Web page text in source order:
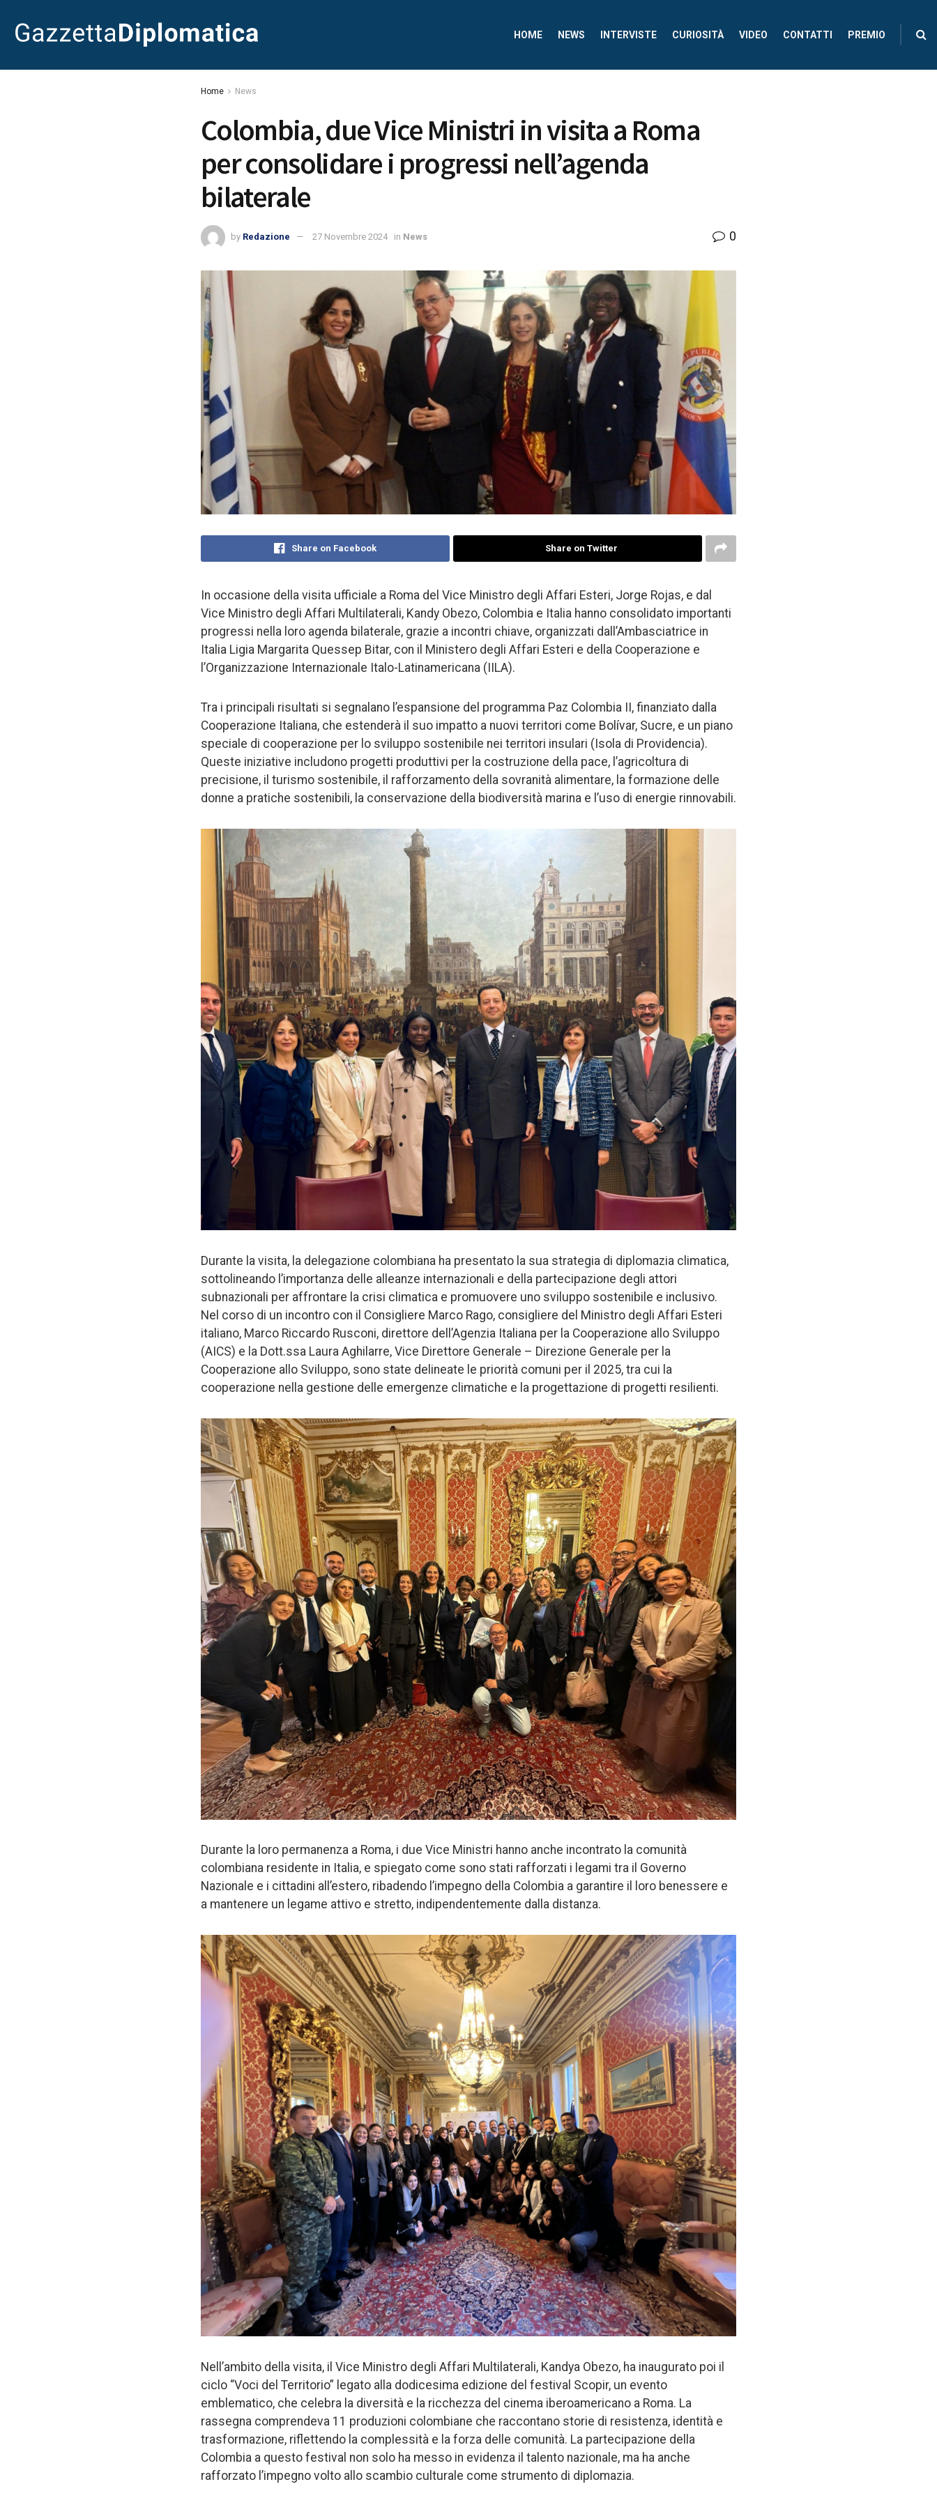
HOME NEWS INTERVISTE CURIOSITÀ VIDEO CONTATTI PREMIO
Home News
Colombia, due Vice Ministri in visita a Roma
per consolidare i progressi nell’agenda
bilaterale
by Redazione 27 Novembre 2024 in News 0
Share on Facebook Share on Twitter
In occasione della visita ufficiale a Roma del Vice Ministro degli Affari Esteri, Jorge Rojas, e dal
Vice Ministro degli Affari Multilaterali, Kandy Obezo, Colombia e Italia hanno consolidato importanti
progressi nella loro agenda bilaterale, grazie a incontri chiave, organizzati dall’Ambasciatrice in
Italia Ligia Margarita Quessep Bitar, con il Ministero degli Affari Esteri e della Cooperazione e
l’Organizzazione Internazionale Italo-Latinamericana (IILA).
Tra i principali risultati si segnalano l’espansione del programma Paz Colombia II, finanziato dalla
Cooperazione Italiana, che estenderà il suo impatto a nuovi territori come Bolívar, Sucre, e un piano
speciale di cooperazione per lo sviluppo sostenibile nei territori insulari (Isola di Providencia).
Queste iniziative includono progetti produttivi per la costruzione della pace, l’agricoltura di
precisione, il turismo sostenibile, il rafforzamento della sovranità alimentare, la formazione delle
donne a pratiche sostenibili, la conservazione della biodiversità marina e l’uso di energie rinnovabili.
Durante la visita, la delegazione colombiana ha presentato la sua strategia di diplomazia climatica,
sottolineando l’importanza delle alleanze internazionali e della partecipazione degli attori
subnazionali per affrontare la crisi climatica e promuovere uno sviluppo sostenibile e inclusivo.
Nel corso di un incontro con il Consigliere Marco Rago, consigliere del Ministro degli Affari Esteri
italiano, Marco Riccardo Rusconi, direttore dell’Agenzia Italiana per la Cooperazione allo Sviluppo
(AICS) e la Dott.ssa Laura Aghilarre, Vice Direttore Generale – Direzione Generale per la
Cooperazione allo Sviluppo, sono state delineate le priorità comuni per il 2025, tra cui la
cooperazione nella gestione delle emergenze climatiche e la progettazione di progetti resilienti.
Durante la loro permanenza a Roma, i due Vice Ministri hanno anche incontrato la comunità
colombiana residente in Italia, e spiegato come sono stati rafforzati i legami tra il Governo
Nazionale e i cittadini all’estero, ribadendo l’impegno della Colombia a garantire il loro benessere e
a mantenere un legame attivo e stretto, indipendentemente dalla distanza.
Nell’ambito della visita, il Vice Ministro degli Affari Multilaterali, Kandya Obezo, ha inaugurato poi il
ciclo “Voci del Territorio” legato alla dodicesima edizione del festival Scopir, un evento
emblematico, che celebra la diversità e la ricchezza del cinema iberoamericano a Roma. La
rassegna comprendeva 11 produzioni colombiane che raccontano storie di resistenza, identità e
trasformazione, riflettendo la complessità e la forza delle comunità. La partecipazione della
Colombia a questo festival non solo ha messo in evidenza il talento nazionale, ma ha anche
rafforzato l’impegno volto allo scambio culturale come strumento di diplomazia.